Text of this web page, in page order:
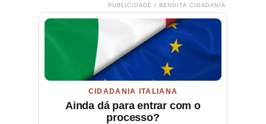
PUBLICIDADE / BENDITA CIDADANIA
CIDADANIA ITALIANA
Ainda dá para entrar com o
processo?